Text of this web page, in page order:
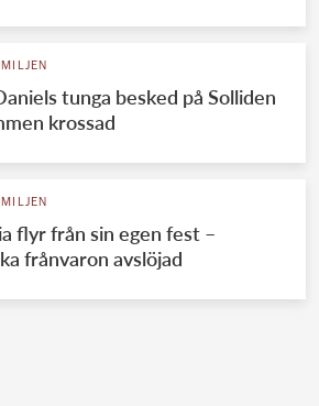
tunga besked på Solliden
krossad
flyr från sin egen fest –
frånvaron avslöjad